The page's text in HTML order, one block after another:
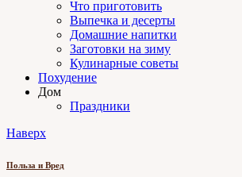
Что приготовить
Выпечка и десерты
Домашние напитки
Заготовки на зиму
Кулинарные советы
Похудение
Дом
Праздники
Наверх
Польза и Вред